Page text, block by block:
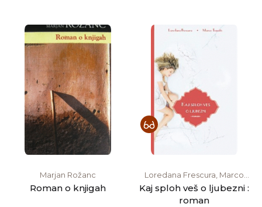
Marjan Rožanc
Roman o knjigah
Loredana Frescura, Marco
Tomatis
Kaj sploh veš o ljubezni :
roman